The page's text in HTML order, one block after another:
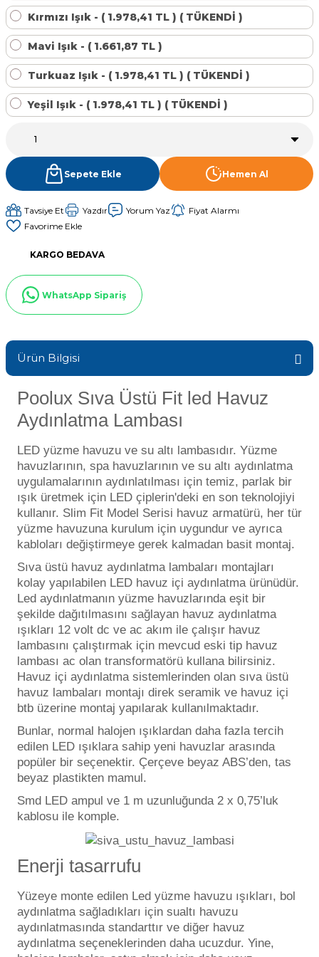
Gemaş Havuz
Wtr Havuz
Sıvı Ph- Düşürücü
Wtr Havuz Kimyasalları Setleri
Alkalinite Düşürücü
Ayak Dezenfektanı
e Pool Expert
Havuz Filtre
Süper Pool
Tuz
Temizleyici
Havuz Vana
Havuz Isıtma
Havuz Sarf
Bahçe Süs Havuzu
Ayak Havuzu
Bahçe Havuz
Havuz Robotu Yedek
Dalgıç Pompa
Dezenfeksiyon
Havuz Güvenlik
Havuz
Kapağı
Havuz Pompa
Havuz
Jakuzi Sauna
Kartuş Filtreler
Kuvars Cam
Olimpik Havuz
Kırmızı Işık - ( 1.978,41 TL ) ( TÜKENDİ )
Mavi Işık - ( 1.661,87 TL )
Turkuaz Işık - ( 1.978,41 TL ) ( TÜKENDİ )
Yeşil Işık - ( 1.978,41 TL ) ( TÜKENDİ )
Sepete Ekle Hemen Al
Tavsiye Et Yazdır Yorum Yaz Fiyat Alarmı
KARGO BEDAVA
WhatsApp Sipariş
Ürün Bilgisi
Poolux Sıva Üstü Fit led Havuz
Aydınlatma Lambası
LED yüzme havuzu ve su altı lambasıdır. Yüzme
havuzlarının, spa havuzlarının ve su altı aydınlatma
uygulamalarının aydınlatılması için temiz, parlak bir
ışık üretmek için LED çiplerin'deki en son teknolojiyi
kullanır. Slim Fit Model Serisi havuz armatürü, her tür
yüzme havuzuna kurulum için uygundur ve ayrıca
kabloları değiştirmeye gerek kalmadan basit montaj.
Sıva üstü havuz aydınlatma lambaları montajları
kolay yapılabilen LED havuz içi aydınlatma ürünüdür.
Led aydınlatmanın yüzme havuzlarında eşit bir
şekilde dağıtılmasını sağlayan havuz aydınlatma
ışıkları 12 volt dc ve ac akım ile çalışır havuz
lambasını çalıştırmak için mevcud eski tip havuz
lambası ac olan transformatörü kullana bilirsiniz.
Havuz içi aydınlatma sistemlerinden olan sıva üstü
havuz lambaları montajı direk seramik ve havuz içi
btb üzerine montaj yapılarak kullanılmaktadır.
Bunlar, normal halojen ışıklardan daha fazla tercih
edilen LED ışıklara sahip yeni havuzlar arasında
popüler bir seçenektir. Çerçeve beyaz ABS’den, tas
beyaz plastikten mamul.
Smd LED ampul ve 1 m uzunluğunda 2 x 0,75’luk
kablosu ile komple.
Enerji tasarrufu
Yüzeye monte edilen Led yüzme havuzu ışıkları, bol
aydınlatma sağladıkları için sualtı havuzu
aydınlatmasında standarttır ve diğer havuz
aydınlatma seçeneklerinden daha ucuzdur. Yine,